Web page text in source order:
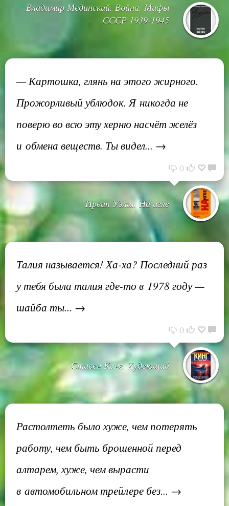
Владимир Мединский. Война. Мифы
СССР 1939-1945
— Картошка, глянь на этого жирного.
Прожорливый ублюдок. Я никогда не
поверю во всю эту херню насчёт желёз
и обмена веществ. Ты видел... →
0
Ирвин Уэлш. На игле
Талия называется! Ха-ха? Последний раз
у тебя была талия где-то в 1978 году —
шайба ты... →
0
Стивен Кинг. Худеющий
Растолтеть было хуже, чем потерять
работу, чем быть брошенной перед
алтарем, хуже, чем вырасти
в автомобильном трейлере без... →